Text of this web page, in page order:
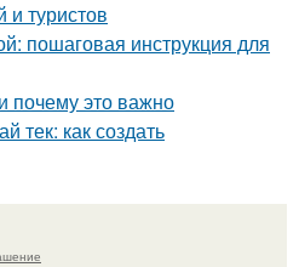
туристов
пошаговая инструкция для
почему это важно
тек: как создать